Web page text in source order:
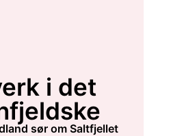
i det
sør om Saltfjellet